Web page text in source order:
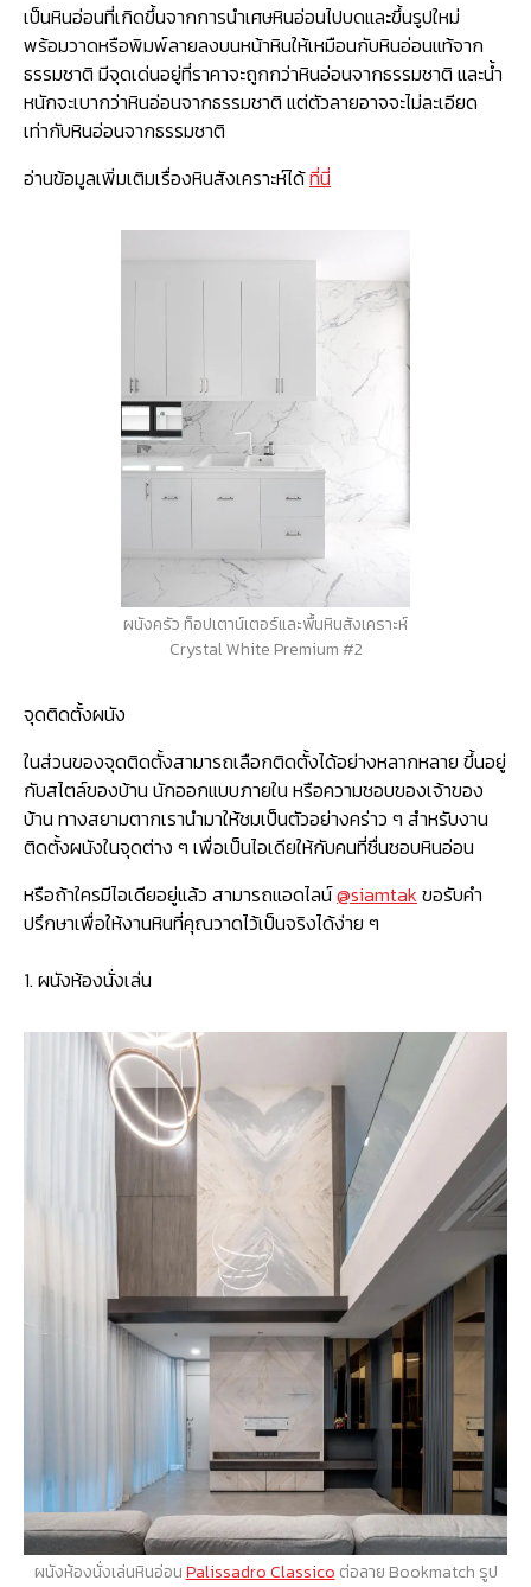
เป็นหินอ่อนที่เกิดขึ้นจากการนำเศษหินอ่อนไปบดและขึ้นรูปใหม่
พร้อมวาดหรือพิมพ์ลายลงบนหน้าหินให้เหมือนกับหินอ่อนแท้จาก
ธรรมชาติ มีจุดเด่นอยู่ที่ราคาจะถูกกว่าหินอ่อนจากธรรมชาติ และน้ำ
หนักจะเบากว่าหินอ่อนจากธรรมชาติ แต่ตัวลายอาจจะไม่ละเอียด
เท่ากับหินอ่อนจากธรรมชาติ
อ่านข้อมูลเพิ่มเติมเรื่องหินสังเคราะห์ได้ที่นี่
ผนังครัว ท็อปเตาน์เตอร์และพื้นหินสังเคราะห์
Crystal White Premium #2
จุดติดตั้งผนัง
ในส่วนของจุดติดตั้งสามารถเลือกติดตั้งได้อย่างหลากหลาย ขึ้นอยู่
กับสไตล์ของบ้าน นักออกแบบภายใน หรือความชอบของเจ้าของ
บ้าน ทางสยามตากเรานำมาให้ชมเป็นตัวอย่างคร่าว ๆ สำหรับงาน
ติดตั้งผนังในจุดต่าง ๆ เพื่อเป็นไอเดียให้กับคนที่ชื่นชอบหินอ่อน
หรือถ้าใครมีไอเดียอยู่แล้ว สามารถแอดไลน์@siamtak ขอรับคำ
ปรึกษาเพื่อให้งานหินที่คุณวาดไว้เป็นจริงได้ง่าย ๆ
1. ผนังห้องนั่งเล่น
ผนังห้องนั่งเล่นหินอ่อนPalissadro Classicoต่อลาย Bookmatch รูป